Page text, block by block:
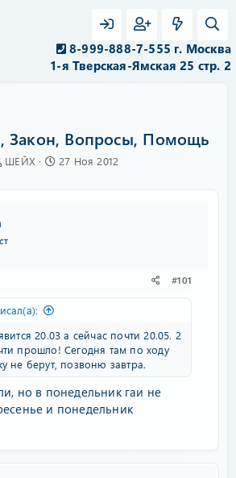
8-999-888-7-555 г. Москва
1-я Тверская-Ямская 25 стр. 2
Закон, Вопросы, Помощь
А
е
ШЕЙХ
Д
27 Ноя 2012
#101
20.03 а сейчас почти 20.05. 2
прошло! Сегодня там по ходу
не берут, позвоню завтра.
но в понедельник гаи не
и понедельник